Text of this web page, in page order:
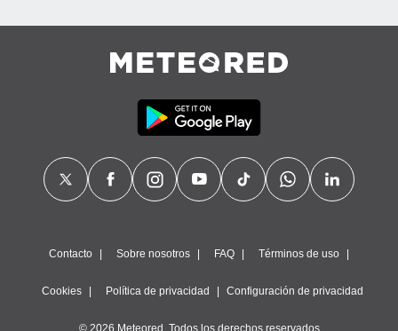
Contacto Sobre nosotros FAQ Términos de uso
Cookies Política de privacidad Configuración de privacidad
© 2026 Meteored. Todos los derechos reservados